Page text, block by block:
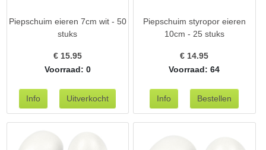
Piepschuim eieren 7cm wit - 50
stuks
€ 15.95
Voorraad: 0
Piepschuim styropor eieren
10cm - 25 stuks
€ 14.95
Voorraad: 64